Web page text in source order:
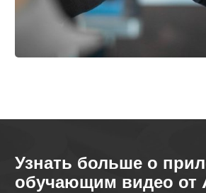
Узнать больше о
обучающим видео от